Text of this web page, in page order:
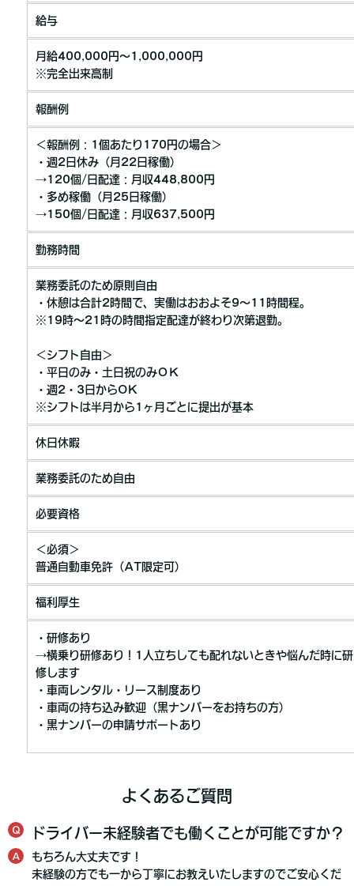
給与
月給400,000円～1,000,000円
※完全出来高制
報酬例
＜報酬例：1個あたり170円の場合＞
・週2日休み（月22日稼働）
→120個/日配達：月収448,800円
・多め稼働（月25日稼働）
→150個/日配達：月収637,500円
勤務時間
業務委託のため原則自由
・休憩は合計2時間で、実働はおおよそ9〜11時間程。
※19時～21時の時間指定配達が終わり次第退勤。
＜シフト自由＞
・平日のみ・土日祝のみＯＫ
・週2・3日からOK
※シフトは半月から1ヶ月ごとに提出が基本
休日休暇
業務委託のため自由
必要資格
＜必須＞
普通自動車免許（AT限定可）
福利厚生
・研修あり
→横乗り研修あり！1人立ちしても配れないときや悩んだ時に研
修します
・車両レンタル・リース制度あり
・車両の持ち込み歓迎（黒ナンバーをお持ちの方）
・黒ナンバーの申請サポートあり
よくあるご質問
Q ドライバー未経験者でも働くことが可能ですか？
A
もちろん大丈夫です！
未経験の方でも一から丁寧にお教えいたしますのでご安心くだ